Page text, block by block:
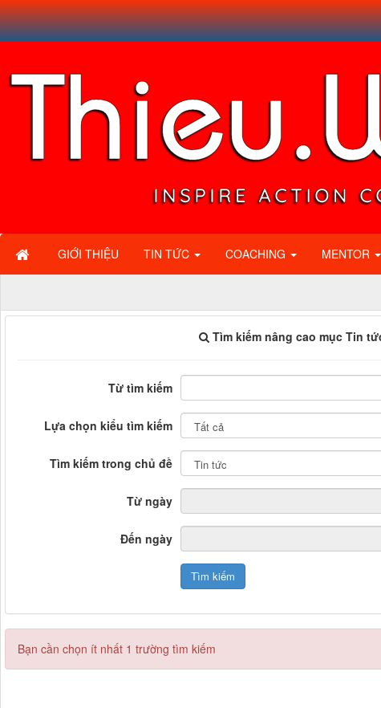
GIỚI THIỆU TIN TỨC COACHING MENTOR
Tìm kiếm nâng cao mục Tin
Từ tìm kiếm
Lựa chọn kiểu tìm kiếm
Tìm kiếm trong chủ đề
Từ ngày
Đến ngày
Bạn cần chọn ít nhất 1 trường tìm kiếm